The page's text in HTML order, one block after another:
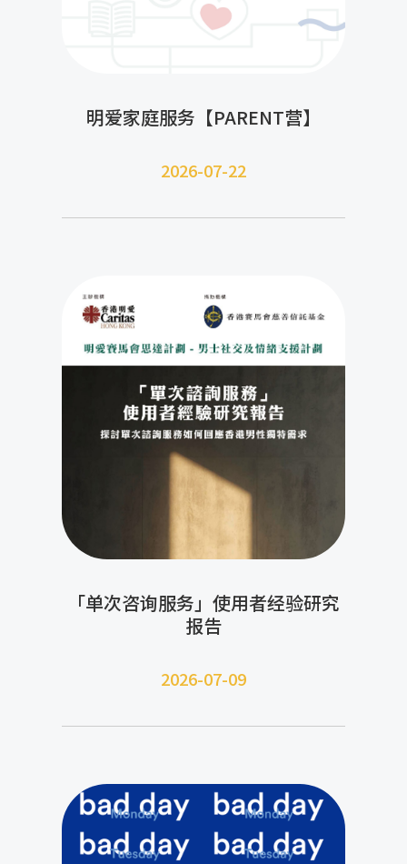
明爱家庭服务【PARENT营】
2026-07-22
「单次咨询服务」使用者经验研究
报告
2026-07-09